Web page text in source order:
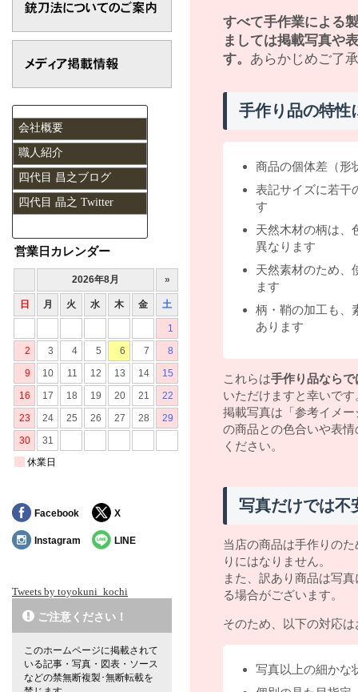
すべて手作業による
ましては掲載写真や
す。 あらかじめご了
手作り品の特性
商品の個体差（形
表記サイズに若干
す
天然木材の柄は、
異なります
天然素材のため、
ます
柄・鞘の加工も、
あります
これらは手作り品なら
いただけますと幸いです
掲載写真は「参考イメ
の商品との色合いや表
ください。
写真だけでは不
当店の商品は手作りの
りにはなりません。
また、訳あり商品は写
る場合がございます。
そのため、以下の対応
写真以上の細かな
会社概要
職人紹介
四代目 昌之ブログ
四代目 晶之 Twitter
営業日カレンダー
Facebook X
Instagram LINE
Tweets by toyokuni_kochi
ご注意ください！
このホームページに掲載されて
いる記事・写真・図表・ソース
などの禁無断複製･無断転載を